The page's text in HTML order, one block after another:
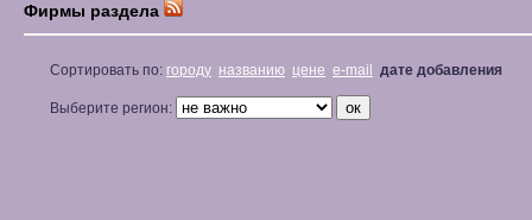
Фирмы раздела
Сортировать по: городу названию цене e-mail дате добавления
Выберите регион: